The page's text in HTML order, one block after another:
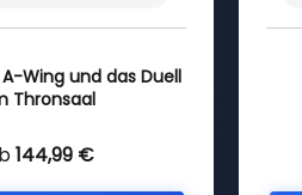
A-Wing und das Duell
Thronsaal
144,99 €